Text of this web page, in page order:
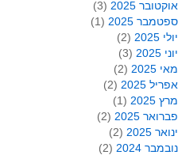
אוקטובר 2025
(3)
ספטמבר 2025
(1)
יולי 2025
(2)
יוני 2025
(3)
מאי 2025
(2)
אפריל 2025
(2)
מרץ 2025
(1)
פברואר 2025
(2)
ינואר 2025
(2)
נובמבר 2024
(2)